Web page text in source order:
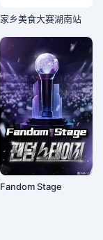
家乡美食大赛湖南站
Fandom Stage